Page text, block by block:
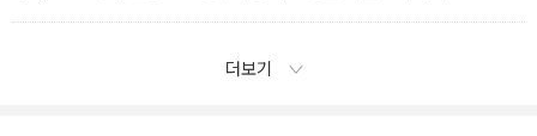
비부머 세대의 마지막 해에 태어난 독기 어린 불꽃이라 주장하고 싶
해서는 말을아끼고 싶기는 하다).
도 주목하게 되었다.
더보기